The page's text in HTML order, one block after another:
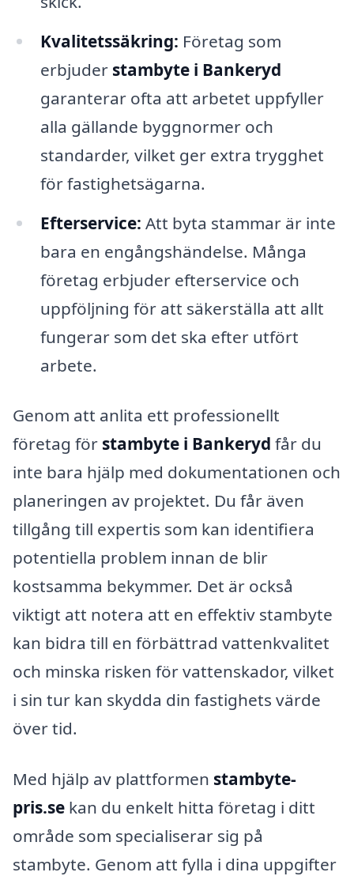
Kvalitetssäkring: Företag som
erbjuder stambyte i Bankeryd
garanterar ofta att arbetet uppfyller
alla gällande byggnormer och
standarder, vilket ger extra trygghet
för fastighetsägarna.
Efterservice: Att byta stammar är inte
bara en engångshändelse. Många
företag erbjuder efterservice och
uppföljning för att säkerställa att allt
fungerar som det ska efter utfört
arbete.
Genom att anlita ett professionellt
företag för stambyte i Bankeryd får du
inte bara hjälp med dokumentationen och
planeringen av projektet. Du får även
tillgång till expertis som kan identifiera
potentiella problem innan de blir
kostsamma bekymmer. Det är också
viktigt att notera att en effektiv stambyte
kan bidra till en förbättrad vattenkvalitet
och minska risken för vattenskador, vilket
i sin tur kan skydda din fastighets värde
över tid.
Med hjälp av plattformen stambyte-
pris.se kan du enkelt hitta företag i ditt
område som specialiserar sig på
stambyte. Genom att fylla i dina uppgifter